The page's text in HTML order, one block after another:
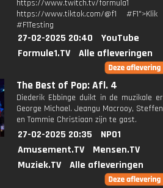
https://www.twitch.tv/formula1
https://www.tiktok.com/@f1
#F1Testing
27-02-2025 20:40
YouTube
Formule1.TV
Alle afleveringen
The Best of Pop: Afl. 4
Diederik Ebbinge duikt in de muzikale
George Michael. Jeangu Macrooy,
en Tommie Christiaan zijn te gast.
27-02-2025 20:35
NPO1
Amusement.TV
Mensen.TV
Muziek.TV
Alle afleveringen